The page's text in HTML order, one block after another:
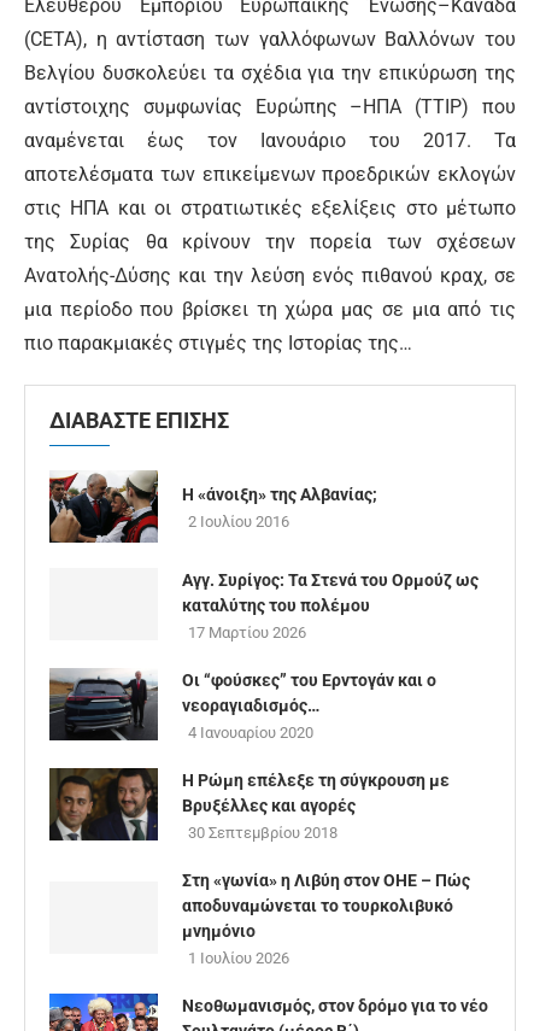
Ελευθέρου Εμπορίου Ευρωπαϊκής Ένωσης–Καναδά
(CETA), η αντίσταση των γαλλόφωνων Βαλλόνων του
Βελγίου δυσκολεύει τα σχέδια για την επικύρωση της
αντίστοιχης συμφωνίας Ευρώπης –ΗΠΑ (TTIP) που
αναμένεται έως τον Ιανουάριο του 2017. Τα
αποτελέσματα των επικείμενων προεδρικών εκλογών
στις ΗΠΑ και οι στρατιωτικές εξελίξεις στο μέτωπο
της Συρίας θα κρίνουν την πορεία των σχέσεων
Ανατολής-Δύσης και την λεύση ενός πιθανού κραχ, σε
μια περίοδο που βρίσκει τη χώρα μας σε μια από τις
πιο παρακμιακές στιγμές της Ιστορίας της…
ΔΙΑΒΑΣΤΕ ΕΠΙΣΗΣ
Η «άνοιξη» της Αλβανίας;
2 Ιουλίου 2016
Αγγ. Συρίγος: Τα Στενά του Ορμούζ ως
καταλύτης του πολέμου
17 Μαρτίου 2026
Οι “φούσκες” του Ερντογάν και ο
νεοραγιαδισμός…
4 Ιανουαρίου 2020
Η Ρώμη επέλεξε τη σύγκρουση με
Βρυξέλλες και αγορές
30 Σεπτεμβρίου 2018
Στη «γωνία» η Λιβύη στον ΟΗΕ – Πώς
αποδυναμώνεται το τουρκολιβυκό
μνημόνιο
1 Ιουλίου 2026
Νεοθωμανισμός, στον δρόμο για το νέο